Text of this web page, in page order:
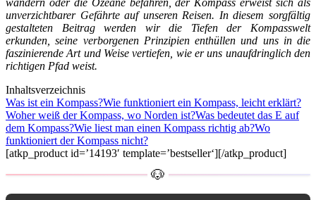
unverzichtbarer Gefährte auf unseren Reisen. In diesem sorgfältig
gestalteten Beitrag werden wir die Tiefen der Kompasswelt
erkunden, seine verborgenen Prinzipien enthüllen und uns in die
faszinierende Art und Weise vertiefen, wie er uns unaufdringlich den
richtigen Pfad weist.
Inhaltsverzeichnis
Was ist ein Kompass?Wie funktioniert ein Kompass, leicht erklärt?
Woher weiß der Kompass, wo Norden ist?Was bedeutet das E auf
dem Kompass?Wie liest man einen Kompass richtig ab?Wo
funktioniert der Kompass nicht?
[atkp_product id=’14193′ template=’bestseller‘][/atkp_product]